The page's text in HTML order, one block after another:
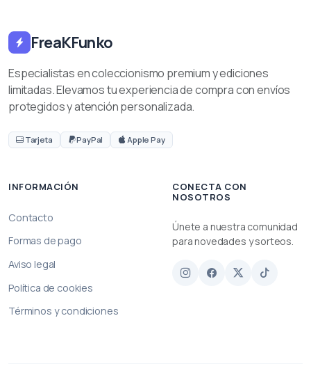
FreaKFunko
Especialistas en coleccionismo premium y ediciones
limitadas. Elevamos tu experiencia de compra con envíos
protegidos y atención personalizada.
Tarjeta PayPal Apple Pay
INFORMACIÓN
Contacto
Formas de pago
Aviso legal
Política de cookies
Términos y condiciones
CONECTA CON
NOSOTROS
Únete a nuestra comunidad
para novedades y sorteos.